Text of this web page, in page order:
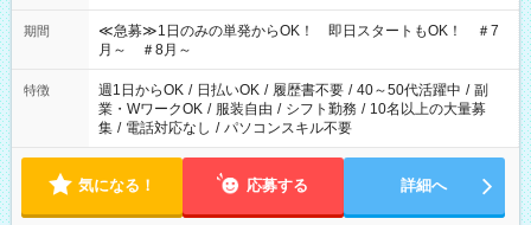
17:00～22:00 13:00～22:00 22:00～翌6:00 など
期間
≪急募≫1日のみの単発からOK！ 即日スタートもOK！ ＃7
月～ ＃8月～
特徴 週1日からOK / 日払いOK / 履歴書不要 / 40～50代活躍中 / 副
業・WワークOK / 服装自由 / シフト勤務 / 10名以上の大量募
集 / 電話対応なし / パソコンスキル不要
気になる！ 応募する 詳細へ